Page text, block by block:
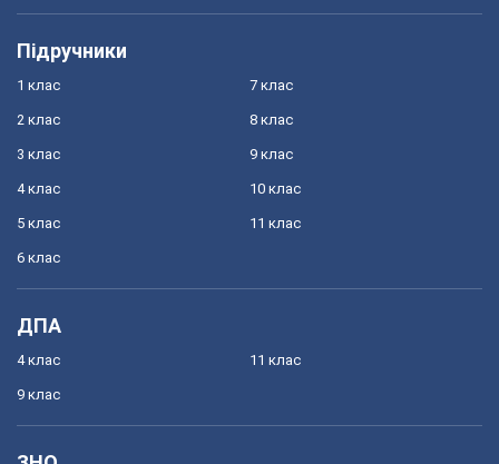
Підручники
1 клас
2 клас
3 клас
4 клас
5 клас
6 клас
7 клас
8 клас
9 клас
10 клас
11 клас
ДПА
4 клас
9 клас
11 клас